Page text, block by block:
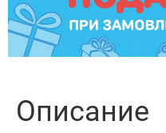
Описание